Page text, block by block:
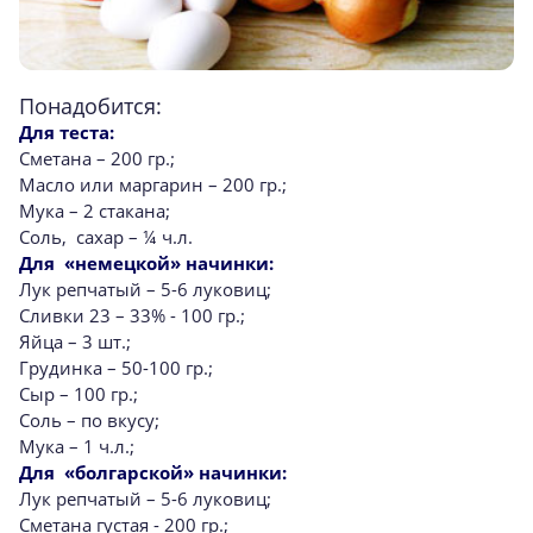
Понадобится:
Для теста:
Сметана – 200 гр.;
Масло или маргарин – 200 гр.;
Мука – 2 стакана;
Соль, сахар – ¼ ч.л.
Для «немецкой» начинки:
Лук репчатый – 5-6 луковиц;
Сливки 23 – 33% - 100 гр.;
Яйца – 3 шт.;
Грудинка – 50-100 гр.;
Сыр – 100 гр.;
Соль – по вкусу;
Мука – 1 ч.л.;
Для «болгарской» начинки:
Лук репчатый – 5-6 луковиц;
Сметана густая - 200 гр.;